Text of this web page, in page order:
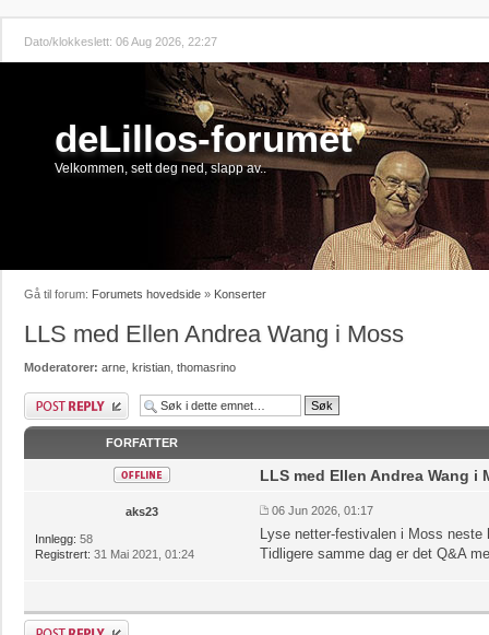
Dato/klokkeslett: 06 Aug 2026, 22:27
deLillos-forumet
Velkommen, sett deg ned, slapp av..
Gå til forum: Forumets hovedside » Konserter
LLS med Ellen Andrea Wang i Moss
Moderatorer: arne kristian thomasrino
Skriv et svar
FORFATTER
aks23
Innlegg: 58
Registrert: 31 Mai 2021, 01:24
LLS med Ellen Andrea Wang i
06 Jun 2026, 01:17
Lyse netter-festivalen i Moss neste
Tidligere samme dag er det Q&A
Skriv et svar